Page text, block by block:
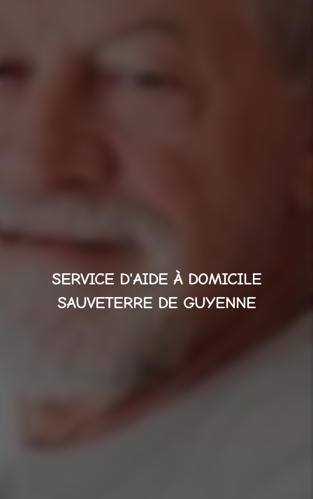
SERVICE D'AIDE À DOMICILE
SAUVETERRE DE GUYENNE